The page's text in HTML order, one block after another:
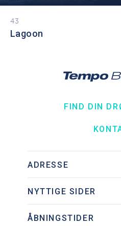
43
Lagoon
FIND DIN
ADRESSE
2635 Ishøj
Tlf.:+45 43 73 73 95
Kontakt os på mail
NYTTIGE SIDER
Om os
ÅBNINGSTIDER